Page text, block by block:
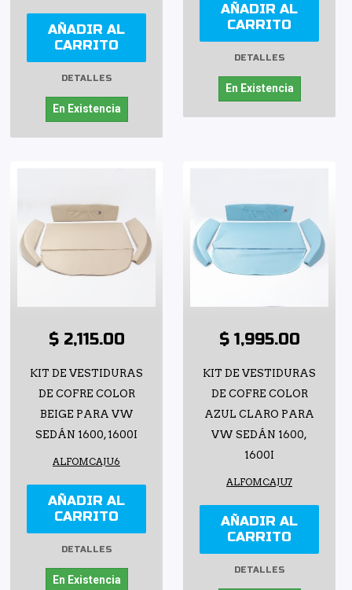
AÑADIR AL
CARRITO
DETALLES
En Existencia
AÑADIR AL
CARRITO
DETALLES
En Existencia
$ 2,115.00
KIT DE VESTIDURAS
DE COFRE COLOR
BEIGE PARA VW
SEDÁN 1600, 1600I
ALFOMCAJU6
AÑADIR AL
CARRITO
DETALLES
En Existencia
$ 1,995.00
KIT DE VESTIDURAS
DE COFRE COLOR
AZUL CLARO PARA
VW SEDÁN 1600,
1600I
ALFOMCAJU7
AÑADIR AL
CARRITO
DETALLES